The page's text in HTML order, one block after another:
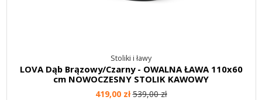
Stoliki i ławy
LOVA Dąb Brązowy/Czarny - OWALNA ŁAWA 110x60
cm NOWOCZESNY STOLIK KAWOWY
419,00 zł539,00 zł